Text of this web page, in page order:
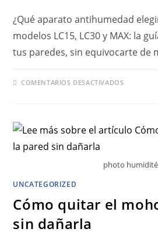
¿Qué aparato antihumedad
modelos LC15, LC30 y MAX: la
tus paredes, sin equivocarte de
COMENTARIOS DESACTIVADOS
photo humidité
UNCATEGORIZED
Cómo quitar el
sin dañarla